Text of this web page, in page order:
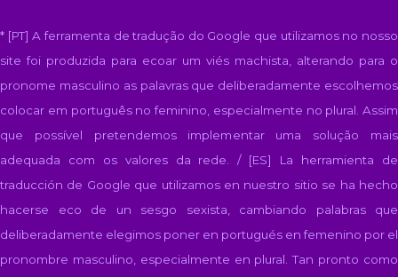
* [PT] A ferramenta de tradução do Google que utilizamos no nosso
site foi produzida para ecoar um viés machista, alterando para o
pronome masculino as palavras que deliberadamente escolhemos
colocar em português no feminino, especialmente no plural. Assim
que possível pretendemos implementar uma solução mais
adequada com os valores da rede. / [ES]
La herramienta de
traducción de Google que utilizamos en nuestro sitio se ha hecho
hacerse eco de un sesgo sexista, cambiando palabras que
deliberadamente elegimos poner en portugués en femenino por el
pronombre masculino, especialmente en plural. Tan pronto como